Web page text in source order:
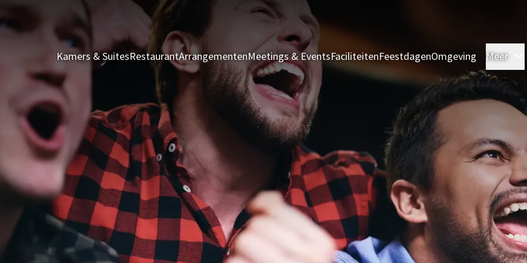
Kamers & SuitesRestaurantArrangementenMeetings & EventsFaciliteitenFeestdagenOmgeving Meer